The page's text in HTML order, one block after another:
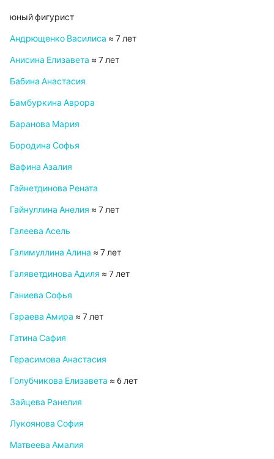
юный фигурист
Андрющенко Василиса ≈ 7 лет
Анисина Елизавета ≈ 7 лет
Бабина Анастасия
Бамбуркина Аврора
Баранова Мария
Бородина Софья
Вафина Азалия
Гайнетдинова Рената
Гайнуллина Анелия ≈ 7 лет
Галеева Асель
Галимуллина Алина ≈ 7 лет
Галяветдинова Адиля ≈ 7 лет
Ганиева Софья
Гараева Амира ≈ 7 лет
Гатина Сафия
Герасимова Анастасия
Голубчикова Елизавета ≈ 6 лет
Зайцева Ранелия
Лукоянова София
Матвеева Амалия